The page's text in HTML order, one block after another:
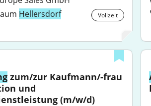
Hellersdorf Vollzeit
zum/zur Kaufmann/-frau
und
(m/w/d)